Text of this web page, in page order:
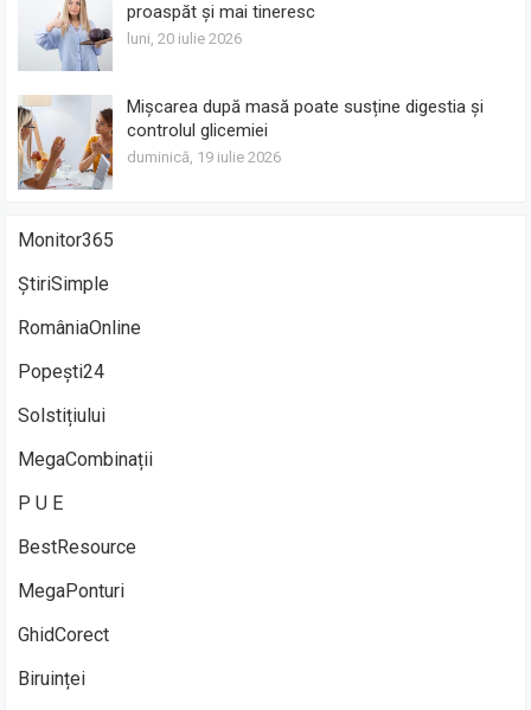
proaspăt și mai tineresc
luni, 20 iulie 2026
Mișcarea după masă poate susține digestia și
controlul glicemiei
duminică, 19 iulie 2026
Monitor365
ȘtiriSimple
RomâniaOnline
Popești24
Solstițiului
MegaCombinații
P U E
BestResource
MegaPonturi
GhidCorect
Biruinței